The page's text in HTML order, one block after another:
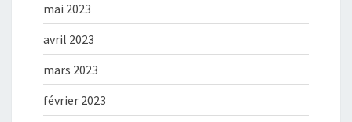
mai 2023
avril 2023
mars 2023
février 2023